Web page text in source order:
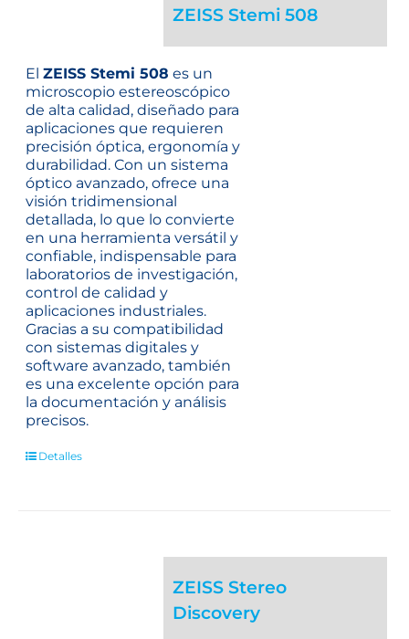
ZEISS Stemi 508
ElZEISS Stemi 508 es un
microscopio estereoscópico
de alta calidad, diseñado para
aplicaciones que requieren
precisión óptica, ergonomía y
durabilidad. Con un sistema
óptico avanzado, ofrece una
visión tridimensional
detallada, lo que lo convierte
en una herramienta versátil y
confiable, indispensable para
laboratorios de investigación,
control de calidad y
aplicaciones industriales.
Gracias a su compatibilidad
con sistemas digitales y
software avanzado, también
es una excelente opción para
la documentación y análisis
precisos.
Detalles
ZEISS Stereo
Discovery